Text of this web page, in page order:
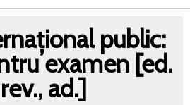
public:
examen [ed.
ad.]